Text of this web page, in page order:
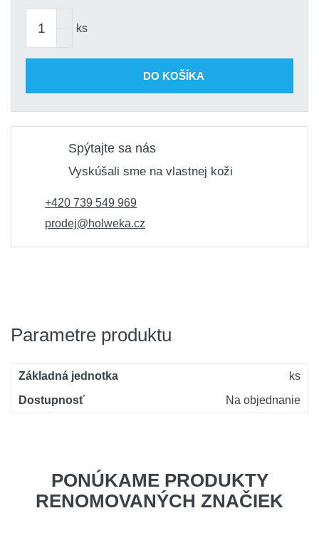
ks
DO KOŠÍKA
Spýtajte sa nás
Vyskúšali sme na vlastnej koži
+420 739 549 969
prodej@holweka.cz
Parametre produktu
Základná jednotka
ks
Dostupnosť
Na objednanie
PONÚKAME PRODUKTY
RENOMOVANÝCH ZNAČIEK